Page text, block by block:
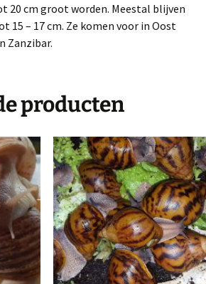
20 cm groot worden. Meestal blijven
15 – 17 cm. Ze komen voor in Oost
Zanzibar.
producten